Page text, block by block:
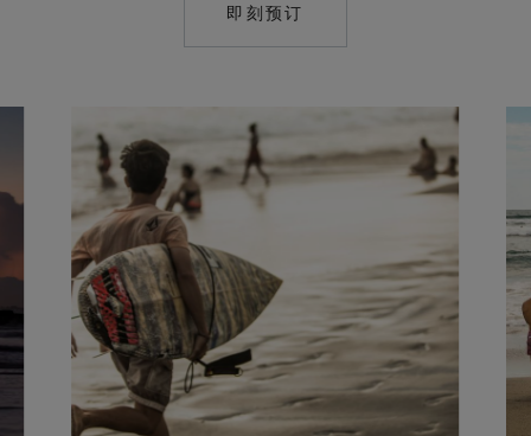
即刻预订
MAILTO: